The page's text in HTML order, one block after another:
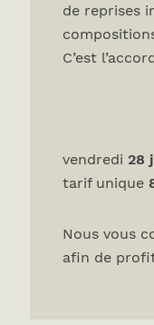
de reprises
C’est
vendredi 28
tarif unique
Nous vous
afin de